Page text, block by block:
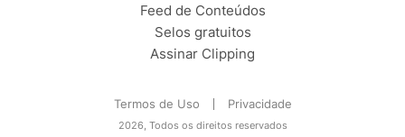
Feed de Conteúdos
Selos gratuitos
Assinar Clipping
Termos de Uso Privacidade
2026, Todos os direitos reservados